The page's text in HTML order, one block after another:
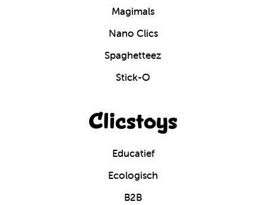
Magimals
Nano Clics
Spaghetteez
Stick-O
Clicstoys
Educatief
Ecologisch
B2B